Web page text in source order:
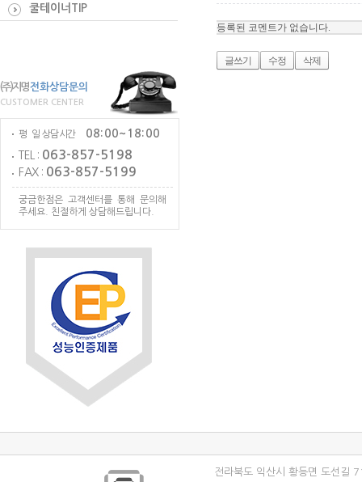
쿨테이너TIP
(주)지명전화상담문의
CUSTOMER CENTER
평 일 상담시간
08:00~18:00
TEL : 063-857-5198
FAX : 063-857-5199
궁금한점은 고객센터를 통해 문의해
주세요. 친절하게 상담해드립니다.
등록된 코멘트가 없습니다.
글쓰기 수정 삭제
전라북도 익산시 황등면 도선길